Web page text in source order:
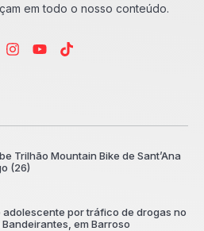
em todo o nosso conteúdo.
Trilhão Mountain Bike de Sant’Ana
(26)
adolescente por tráfico de drogas no
em Barroso